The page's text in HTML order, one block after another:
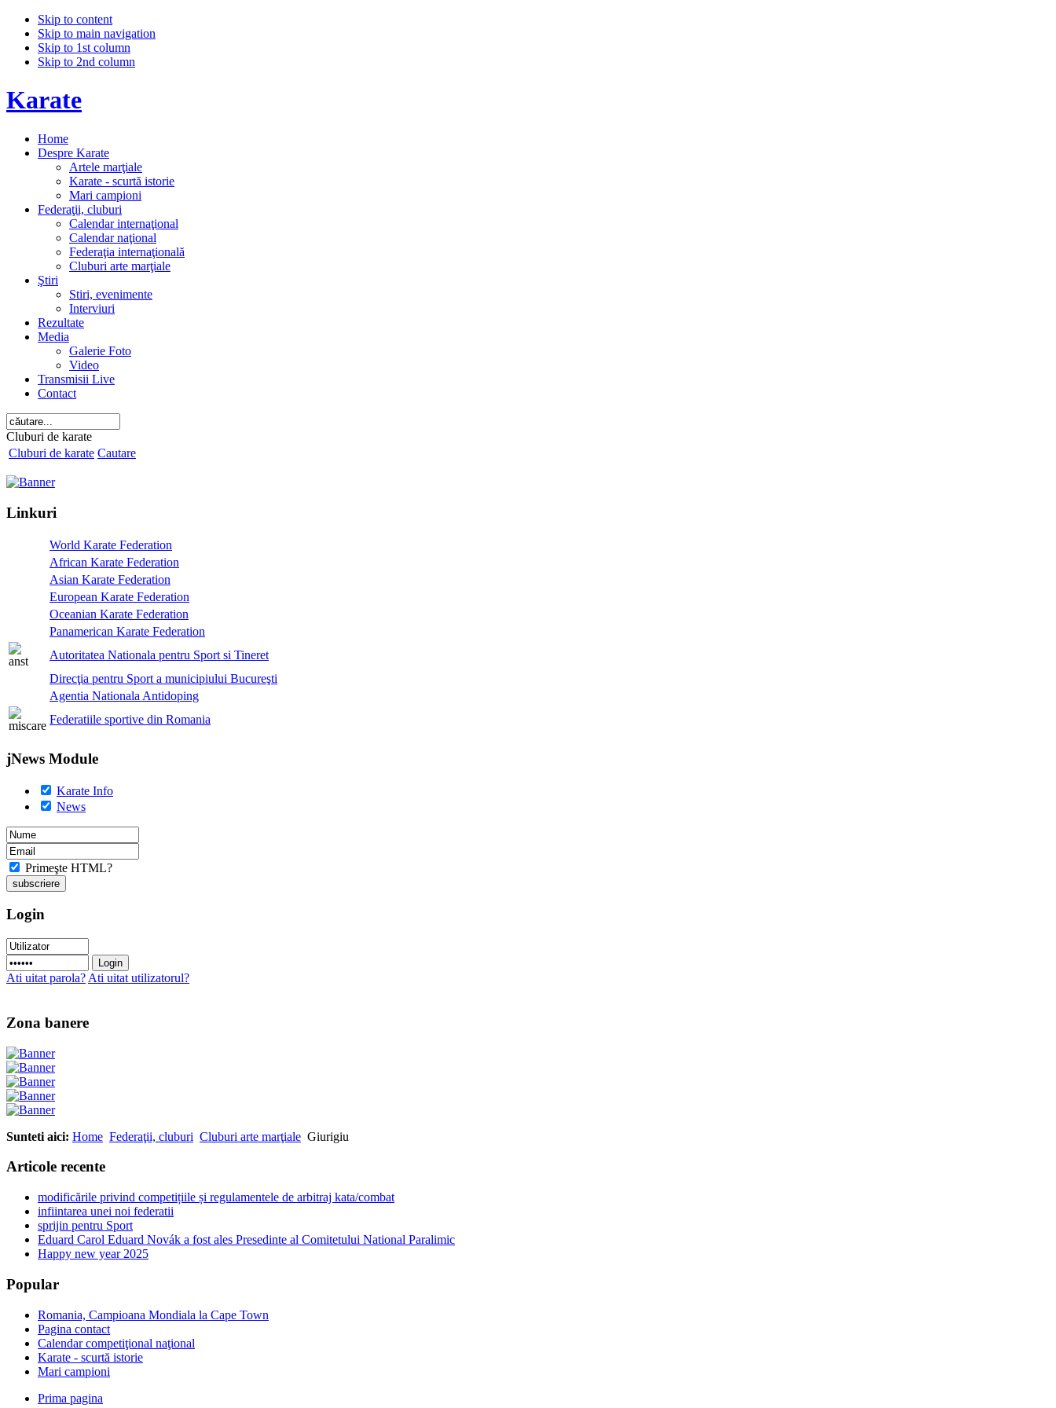
Skip to content
Skip to main navigation
Skip to 1st column
Skip to 2nd column
Karate
Home
Despre Karate
Artele marţiale
Karate - scurtă istorie
Mari campioni
Federaţii, cluburi
Calendar internaţional
Calendar naţional
Federaţia internaţională
Cluburi arte marţiale
Ştiri
Stiri, evenimente
Interviuri
Rezultate
Media
Galerie Foto
Video
Transmisii Live
Contact
Cluburi de karate
Cluburi de karate Cautare
Linkuri
World Karate Federation
African Karate Federation
Asian Karate Federation
European Karate Federation
Oceanian Karate Federation
Panamerican Karate Federation
Autoritatea Nationala pentru Sport si Tineret
Direcţia pentru Sport a municipiului Bucureşti
Agentia Nationala Antidoping
Federatiile sportive din Romania
jNews Module
Karate Info
News
Primeşte HTML?
Login
Ati uitat parola? Ati uitat utilizatorul?
Zona banere
Sunteti aici: Home Federaţii, cluburi Cluburi arte marţiale Giurigiu
Articole recente
modificările privind competițiile și regulamentele de arbitraj kata/combat
infiintarea unei noi federatii
sprijin pentru Sport
Eduard Carol Eduard Novák a fost ales Presedinte al Comitetului National Paralimic
Happy new year 2025
Popular
Romania, Campioana Mondiala la Cape Town
Pagina contact
Calendar competiţional naţional
Karate - scurtă istorie
Mari campioni
Prima pagina